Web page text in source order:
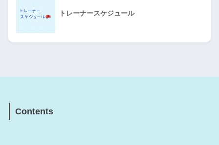
トレーナースケジュール
Contents